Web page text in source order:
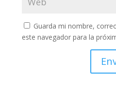
Guarda mi nombre,
este navegador para la